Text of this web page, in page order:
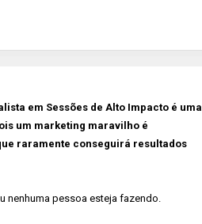
em Sessões de Alto Impacto é uma
um marketing maravilho é
raramente conseguirá resultados
nenhuma pessoa esteja fazendo.